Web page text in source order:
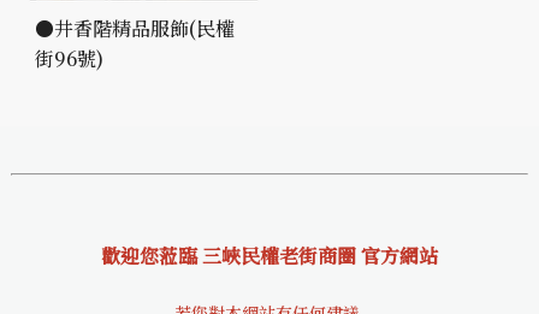
●井香階精品服飾(民權
街96號)
歡迎您蒞臨 三峽民權老街商圈 官方網站